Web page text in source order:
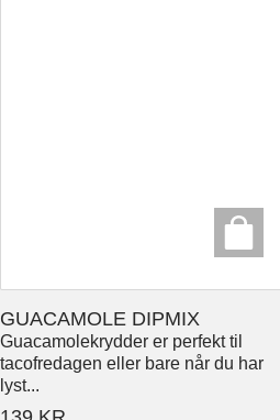
GUACAMOLE DIPMIX
Guacamolekrydder er perfekt til
tacofredagen eller bare når du har
lyst...